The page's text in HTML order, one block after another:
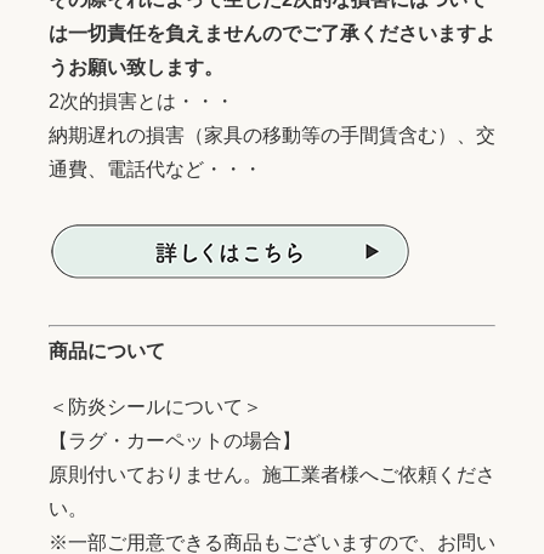
は一切責任を負えませんのでご了承くださいますよ
うお願い致します。
2次的損害とは・・・
納期遅れの損害（家具の移動等の手間賃含む）、交
通費、電話代など・・・
商品について
＜防炎シールについて＞
【ラグ・カーペットの場合】
原則付いておりません。施工業者様へご依頼くださ
い。
※一部ご用意できる商品もございますので、お問い